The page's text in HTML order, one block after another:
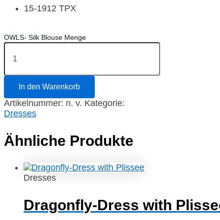
15-1912 TPX
OWLS- Silk Blouse Menge
In den Warenkorb
Artikelnummer: n. v. Kategorie:
Dresses
Ähnliche Produkte
Dresses
Dragonfly-Dress with